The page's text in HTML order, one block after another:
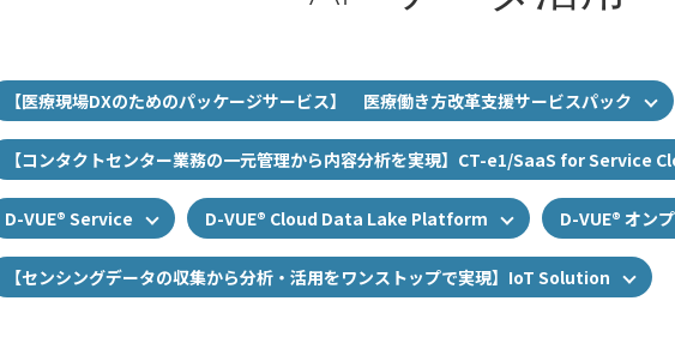
【医療現場DXのためのパッケージサービス】 医療働き方改革支援サービスパック
【コンタクトセンター業務の一元管理から内容分析を実現】CT-e1/SaaS for Service
D-VUE® Service D-VUE® Cloud Data Lake Platform D-VUE® オン
【センシングデータの収集から分析・活用をワンストップで実現】IoT Solution